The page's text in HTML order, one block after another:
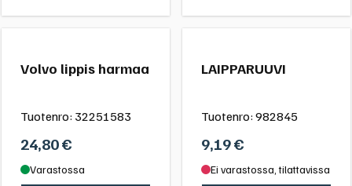
Volvo lippis harmaa
Tuotenro: 32251583
24,80€
Varastossa
LAIPPARUUVI
Tuotenro: 982845
9,19€
Ei varastossa, tilattavissa